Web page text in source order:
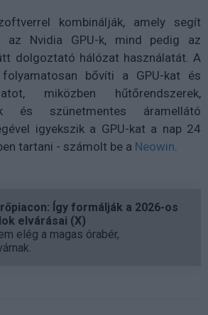
kombinálják, amely segít
az Nvidia GPU-k, mind pedig az
dolgoztató hálózat használatát. A
bővíti a GPU-kat és
miközben hűtőrendszerek,
és szünetmentes áramellátó
igyekszik a GPU-kat a nap 24
tartani - számolt be a Neowin
Így formálják a 2026-os
elvárásai (X)
elég a magas órabér,